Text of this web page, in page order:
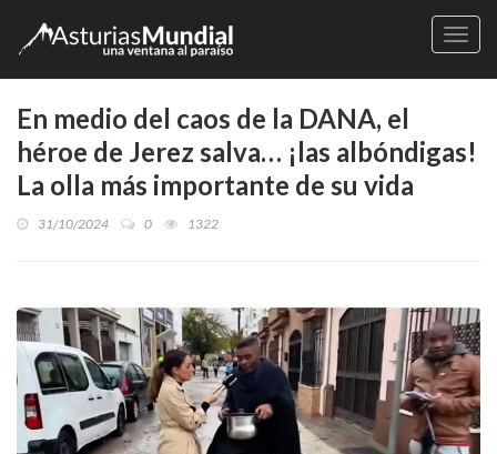
En medio del caos de la DANA, el
héroe de Jerez salva… ¡las albóndigas!
La olla más importante de su vida
31/10/2024 0 1322